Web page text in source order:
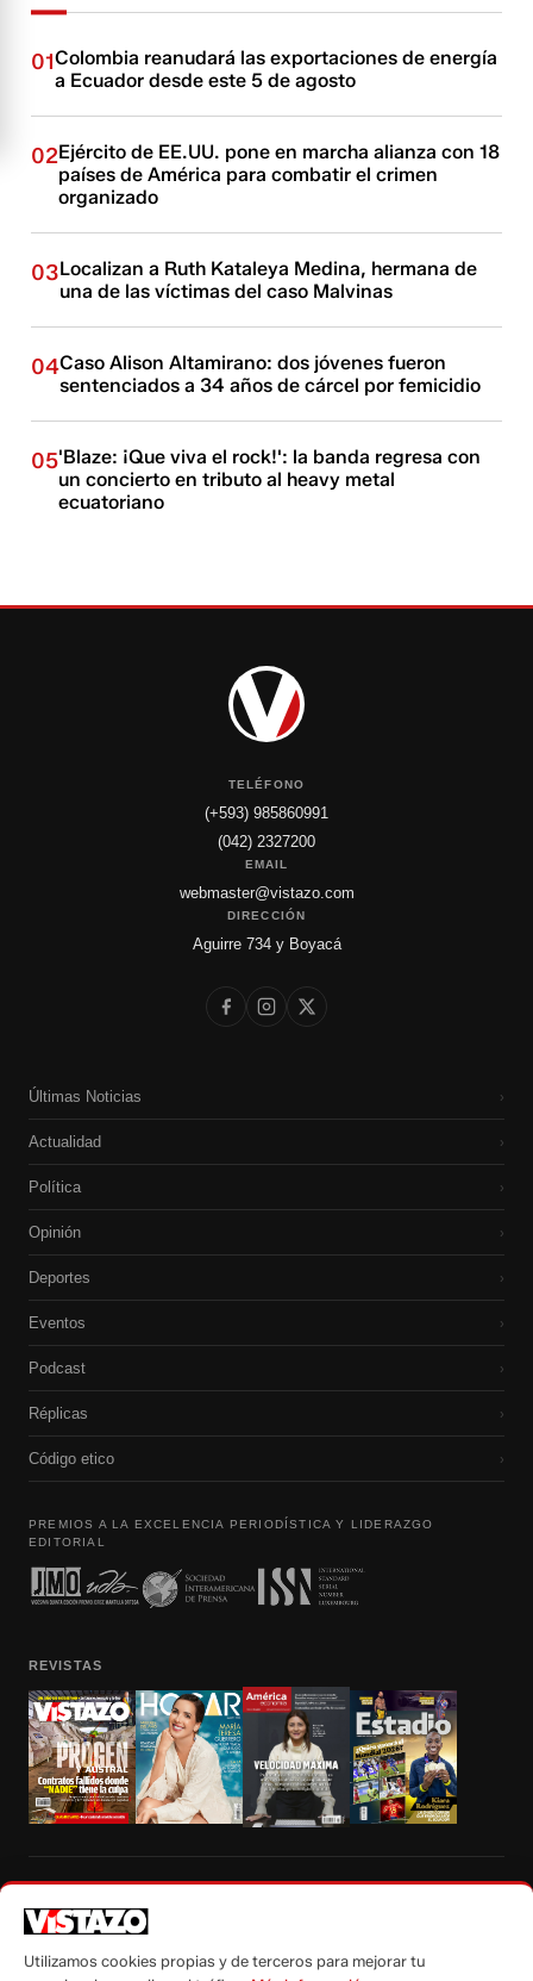
01Colombia reanudará las exportaciones de energía
a Ecuador desde este 5 de agosto
02Ejército de EE.UU. pone en marcha alianza con 18
países de América para combatir el crimen
organizado
03Localizan a Ruth Kataleya Medina, hermana de
una de las víctimas del caso Malvinas
04Caso Alison Altamirano: dos jóvenes fueron
sentenciados a 34 años de cárcel por femicidio
05'Blaze: ¡Que viva el rock!': la banda regresa con
un concierto en tributo al heavy metal
ecuatoriano
TELÉFONO
(+593) 985860991
(042) 2327200
EMAIL
webmaster@vistazo.com
DIRECCIÓN
Aguirre 734 y Boyacá
Últimas Noticias ›
Actualidad ›
Política ›
Opinión ›
Deportes ›
Eventos ›
Podcast ›
Réplicas ›
Código etico ›
PREMIOS A LA EXCELENCIA PERIODÍSTICA Y LIDERAZGO
EDITORIAL
REVISTAS
autorización escrita de su titular, de todos los contenidos de Vistazo.com.
Utilizamos cookies propias y de terceros para mejorar tu